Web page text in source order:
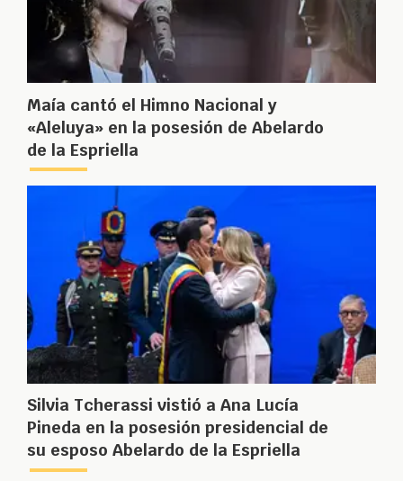
Maía cantó el Himno Nacional y
«Aleluya» en la posesión de Abelardo
de la Espriella
Silvia Tcherassi vistió a Ana Lucía
Pineda en la posesión presidencial de
su esposo Abelardo de la Espriella